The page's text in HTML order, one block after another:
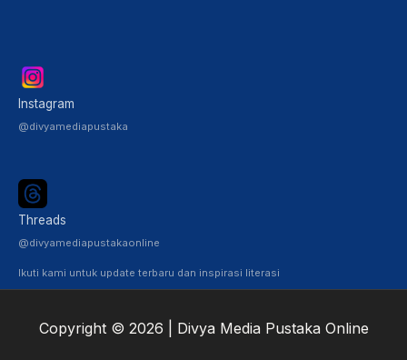
Instagram
@divyamediapustaka
Threads
@divyamediapustakaonline
Ikuti kami untuk update terbaru dan inspirasi literasi
Copyright © 2026 | Divya Media Pustaka Online